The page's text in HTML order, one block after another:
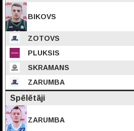
BIKOVS
ZOTOVS
PLUKSIS
SKRAMANS
ZARUMBA
Spēlētāji
ZARUMBA